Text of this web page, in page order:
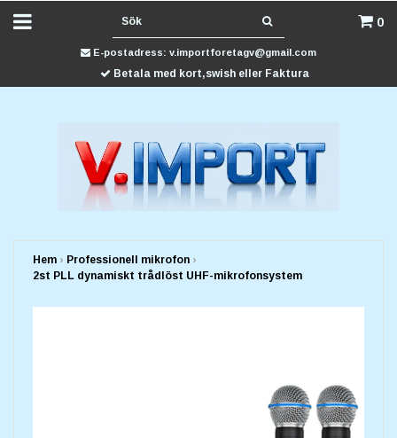
0
E-postadress: v.importforetagv@gmail.com
Betala med kort,swish eller Faktura
Hem › Professionell mikrofon ›
2st PLL dynamiskt trådlöst UHF-mikrofonsystem